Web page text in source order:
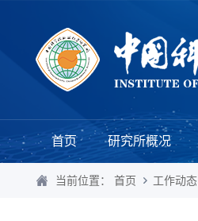
首页 研究所概况
当前位置： 首页 工作动态